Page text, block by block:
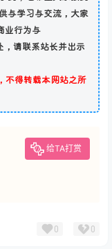
与学习与交流，大家
业行为与
，请联系站长并出示
不得转载本网站之所
给TA打赏
0 0